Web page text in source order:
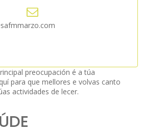
preocupación é a túa
para que mellores e volvas canto
actividades de lecer.